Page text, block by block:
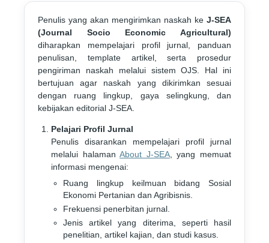
Penulis yang akan mengirimkan naskah keJ-SEA
(Journal Socio Economic Agricultural)
diharapkan mempelajari profil jurnal, panduan
penulisan, template artikel, serta prosedur
pengiriman naskah melalui sistem OJS. Hal ini
bertujuan agar naskah yang dikirimkan sesuai
dengan ruang lingkup, gaya selingkung, dan
kebijakan editorial J-SEA.
Pelajari Profil Jurnal
Penulis disarankan mempelajari profil jurnal
melalui halamanAbout J-SEA, yang memuat
informasi mengenai:
Ruang lingkup keilmuan bidang Sosial
Ekonomi Pertanian dan Agribisnis.
Frekuensi penerbitan jurnal.
Jenis artikel yang diterima, seperti hasil
penelitian, artikel kajian, dan studi kasus.